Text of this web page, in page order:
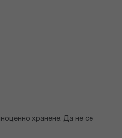
хранене. Да не се